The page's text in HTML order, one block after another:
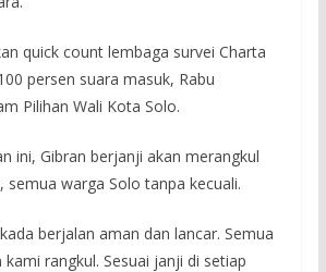
quick count lembaga survei Charta
persen suara masuk, Rabu
Pilihan Wali Kota Solo.
ini, Gibran berjanji akan merangkul
semua warga Solo tanpa kecuali.
berjalan aman dan lancar. Semua
rangkul. Sesuai janji di setiap